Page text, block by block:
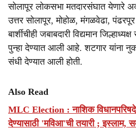
सोलापूर लोकसभा मतदारसंघात येणारे
उत्तर सोलापूर, मोहोळ, मंगळवेढा,
बार्शीचीही जबाबदारी विद्यमान
पुन्हा देण्यात आली आहे. शटगार यांना
संधी देण्यात आली होती.
Also Read
MLC Election : नाशिक
देण्यासाठी 'मविआ'ची तयारी ; इस्लाम,